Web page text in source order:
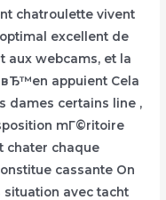
chatroulette vivent
excellent de
aux webcams, et la
appuient Cela
dames certains line ,
mГ©ritoire
chater chaque
cassante On
situation avec tacht